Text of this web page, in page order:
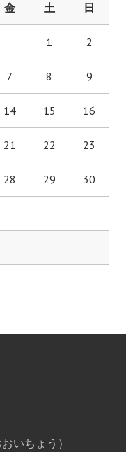
金 土 日
1 2
7 8 9
14 15 16
21 22 23
28 29 30
いちょう）